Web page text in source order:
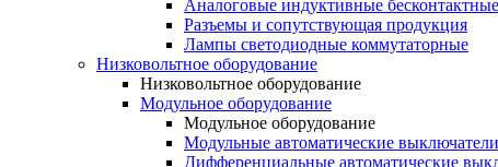
Аналоговые индуктивные
Разъемы и сопутствующая продукция
Лампы светодиодные коммутаторные
Низковольтное оборудование
Низковольтное оборудование
Модульное оборудование
Модульное оборудование
Модульные автоматические выключатели
Дифференциальные автоматические